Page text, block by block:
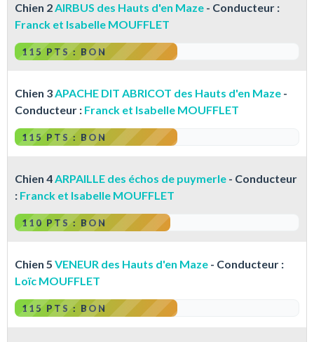
Chien 2AIRBUS des Hauts d'en Maze - Conducteur :
Franck et Isabelle MOUFFLET
115 PTS : BON
Chien 3APACHE DIT ABRICOT des Hauts d'en Maze -
Conducteur : Franck et Isabelle MOUFFLET
115 PTS : BON
Chien 4ARPAILLE des échos de puymerle - Conducteur
: Franck et Isabelle MOUFFLET
110 PTS : BON
Chien 5 VENEUR des Hauts d'en Maze - Conducteur :
Loïc MOUFFLET
115 PTS : BON